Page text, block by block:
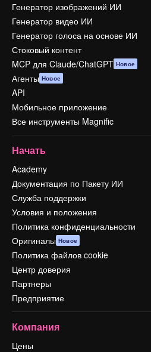
Генератор изображений ИИ
Генератор видео ИИ
Генератор голоса на основе ИИ
Стоковый контент
MCP для Claude/ChatGPT Новое
Агенты Новое
API
Мобильное приложение
Все инструменты Magnific
Начать
Academy
Документация по Пакету ИИ
Служба поддержки
Условия и положения
Политика конфиденциальности
Оригиналы Новое
Политика файлов cookie
Центр доверия
Партнеры
Предприятие
Компания
Цены